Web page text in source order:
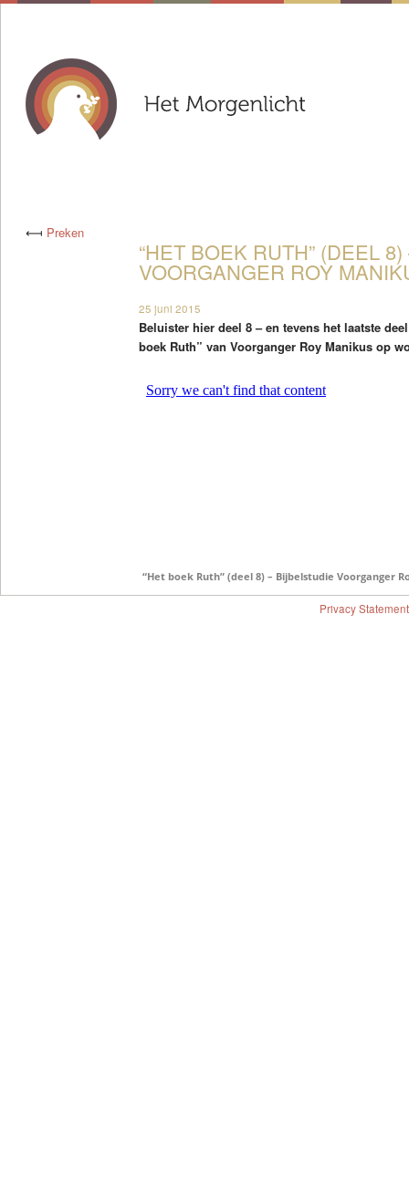
⟻ Preken
“HET BOEK RUTH” (DEEL
VOORGANGER ROY
25 juni 2015
Beluister hier deel 8 – en tevens het laatste
boek Ruth” van Voorganger Roy Manikus op
“Het boek Ruth” (deel 8) – Bijbelstudie Voorganger
Privacy Statement